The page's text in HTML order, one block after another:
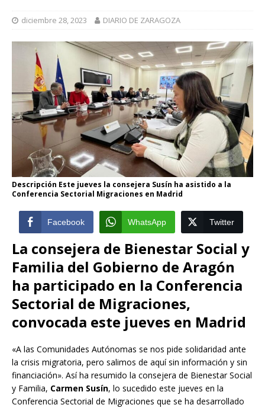
diciembre 28, 2023 DIARIO DE ZARAGOZA
Descripción Este jueves la consejera Susín ha asistido a la
Conferencia Sectorial Migraciones en Madrid
Facebook WhatsApp Twitter
La consejera de Bienestar Social y
Familia del Gobierno de Aragón
ha participado en la Conferencia
Sectorial de Migraciones,
convocada este jueves en Madrid
«A las Comunidades Autónomas se nos pide solidaridad ante
la crisis migratoria, pero salimos de aquí sin información y sin
financiación». Así ha resumido la consejera de Bienestar Social
y Familia, Carmen Susín, lo sucedido este jueves en la
Conferencia Sectorial de Migraciones que se ha desarrollado